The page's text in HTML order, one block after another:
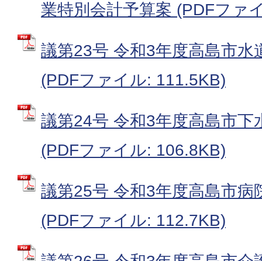
業特別会計予算案 (PDFファ
議第23号 令和3年度高島市水
(PDFファイル: 111.5KB)
議第24号 令和3年度高島市下
(PDFファイル: 106.8KB)
議第25号 令和3年度高島市病
(PDFファイル: 112.7KB)